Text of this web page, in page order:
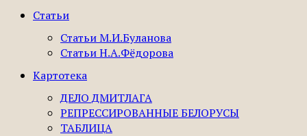
Статьи
Статьи М.И.Буланова
Статьи Н.А.Фёдорова
Картотека
ДЕЛО ДМИТЛАГА
РЕПРЕССИРОВАННЫЕ БЕЛОРУСЫ
ТАБЛИЦА